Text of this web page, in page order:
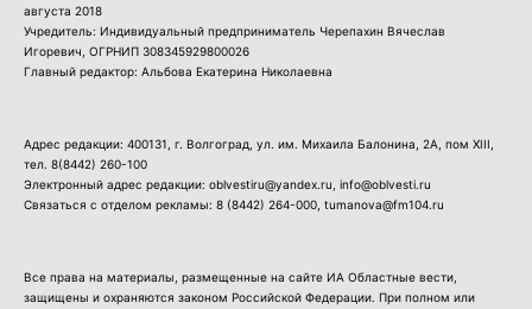
августа 2018
Учредитель: Индивидуальный предприниматель Черепахин Вячеслав
Игоревич, ОГРНИП 308345929800026
Главный редактор: Альбова Екатерина Николаевна
Адрес редакции: 400131, г. Волгоград, ул. им. Михаила Балонина, 2А, пом XIII,
тел. 8(8442) 260-100
Электронный адрес редакции: oblvestiru@yandex.ru, info@oblvesti.ru
Связаться с отделом рекламы: 8 (8442) 264-000 , tumanova@fm104.ru
Все права на материалы, размещенные на сайте ИА Областные вести,
защищены и охраняются законом Российской Федерации. При полном или